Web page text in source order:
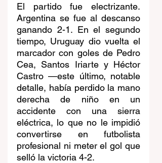
El partido fue electrizante.
Argentina se fue al descanso
ganando 2-1. En el segundo
tiempo, Uruguay dio vuelta el
marcador con goles de Pedro
Cea, Santos Iriarte y Héctor
Castro —este último, notable
detalle, había perdido la mano
derecha de niño en un
accidente con una sierra
eléctrica, lo que no le impidió
convertirse en futbolista
profesional ni meter el gol que
selló la victoria 4-2.